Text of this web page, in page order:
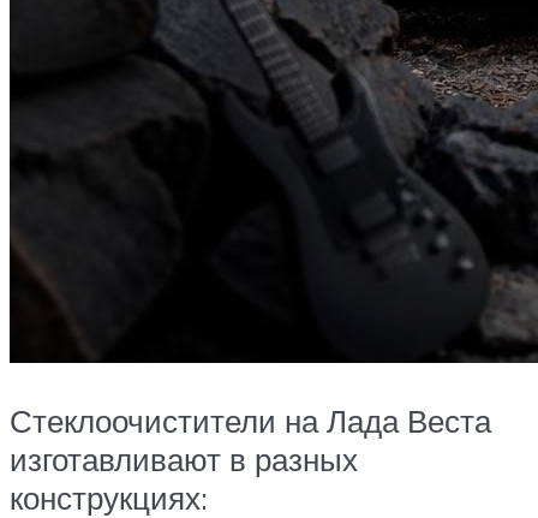
Стеклоочистители на Лада Веста
изготавливают в разных
конструкциях: